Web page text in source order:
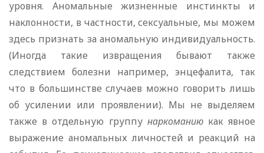
уровня. Аномальные жизненные инстинкты и
наклонности, в частности, сексуальные, мы можем
здесь признать за аномальную индивидуальность.
(Иногда такие извращения бывают также
следствием болезни например, энцефалита, так
что в большинстве случаев можно говорить лишь
об усилении или проявлении). Мы не выделяем
также в отдельную группу наркоманиюкак явное
выражение аномальных личностей и реакций на